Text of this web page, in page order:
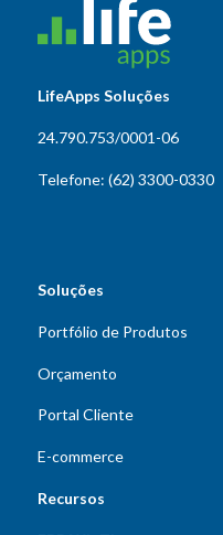
LifeApps Soluções
24.790.753/0001-06
Telefone: (62) 3300-0330
Soluções
Portfólio de Produtos
Orçamento
Portal Cliente
E-commerce
Recursos